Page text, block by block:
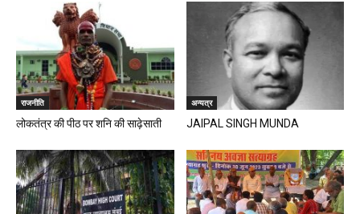
राजनीति
लोकतंत्र की पीठ पर शनि की साढ़ेसाती
अन्यत्र
JAIPAL SINGH MUNDA